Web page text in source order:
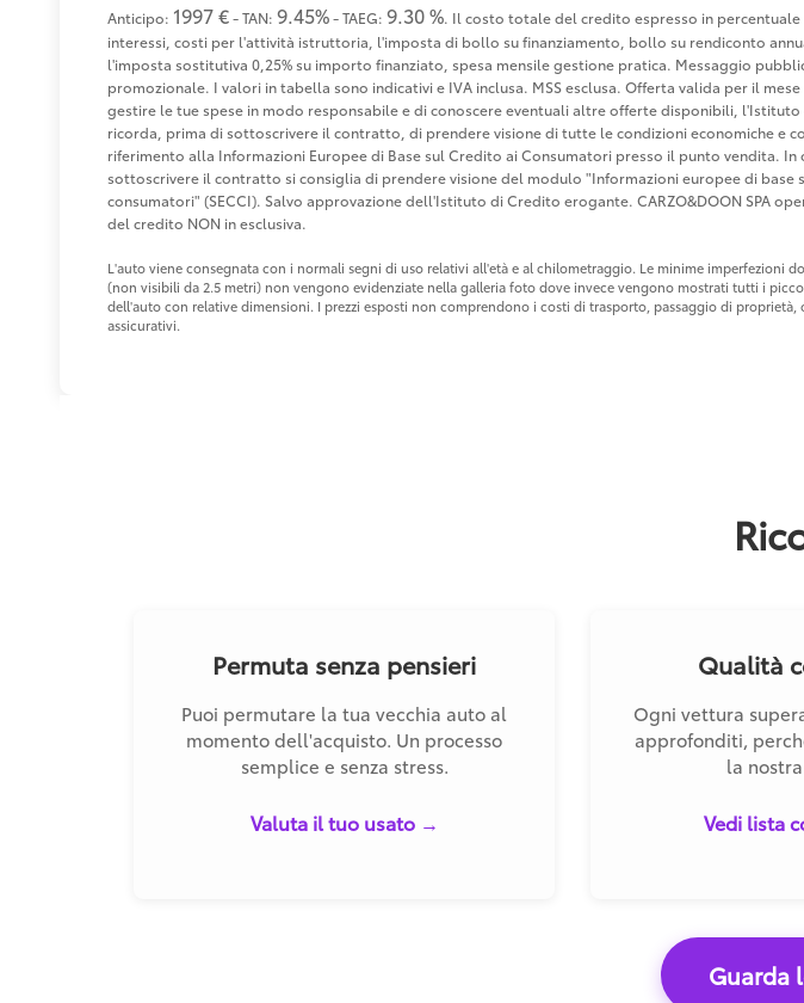
Anticipo: 1997 €- TAN: 9.45%- TAEG: 9.30 %. Il costo totale del credito espresso in percentuale
interessi, costi per l'attività istruttoria, l'imposta di bollo su finanziamento, bollo su rendiconto
l'imposta sostitutiva 0,25% su importo finanziato, spesa mensile gestione pratica. Messaggio
promozionale. I valori in tabella sono indicativi e IVA inclusa. MSS esclusa. Offerta valida per il
gestire le tue spese in modo responsabile e di conoscere eventuali altre offerte disponibili,
ricorda, prima di sottoscrivere il contratto, di prendere visione di tutte le condizioni economiche e
riferimento alla Informazioni Europee di Base sul Credito ai Consumatori presso il punto vendita. In
sottoscrivere il contratto si consiglia di prendere visione del modulo "Informazioni europee di base
consumatori" (SECCI). Salvo approvazione dell'Istituto di Credito erogante. CARZO&DOON SPA
del credito NON in esclusiva.
L'auto viene consegnata con i normali segni di uso relativi all'età e al chilometraggio. Le minime imperfezioni
(non visibili da 2.5 metri) non vengono evidenziate nella galleria foto dove invece vengono mostrati tutti i
dell'auto con relative dimensioni. I prezzi esposti non comprendono i costi di trasporto, passaggio di proprietà,
assicurativi.
Permuta senza pensieri
Puoi permutare la tua vecchia auto al
momento dell'acquisto. Un processo
semplice e senza stress.
Valuta il tuo usato →
Qualità
Ogni vettura
approfonditi,
la
Vedi lista
Guarda